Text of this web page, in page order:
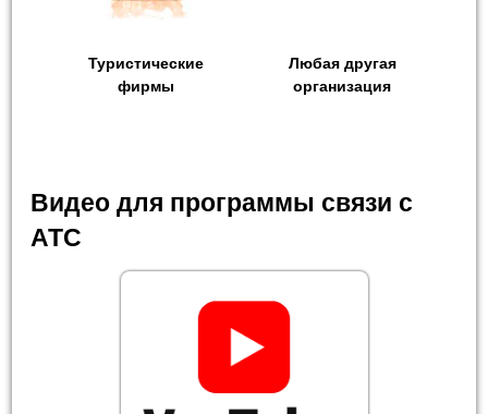
Туристические
фирмы
Любая другая
организация
Видео для программы связи с
АТС